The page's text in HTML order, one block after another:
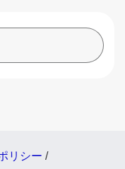
リシー /